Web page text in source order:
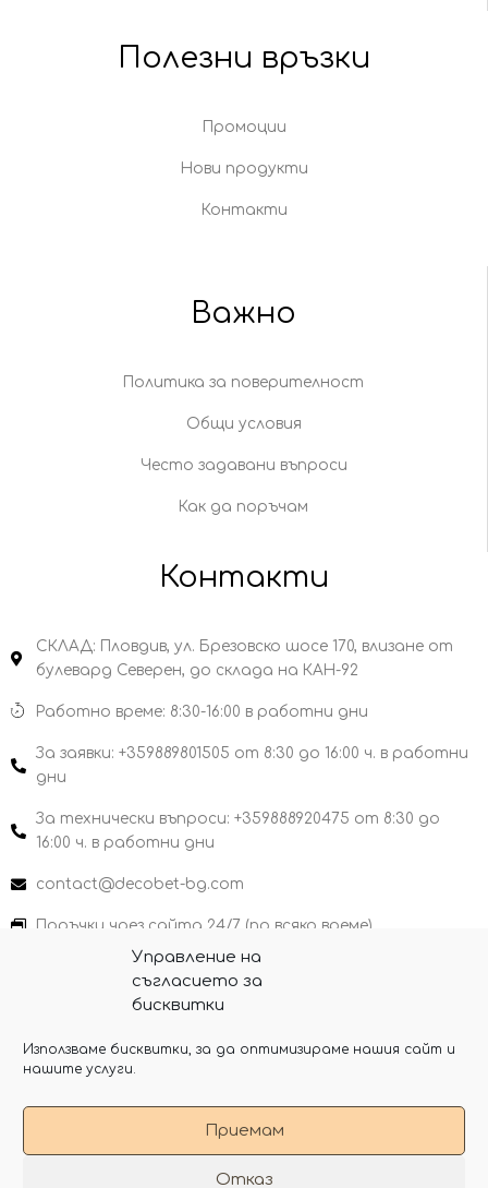
Управление на
съгласието за
бисквитки
Използваме бисквитки, за да оптимизираме нашия сайт и
нашите услуги.
Приемам
Отказ
Полезни връзки
Промоции
Нови продукти
Контакти
Важно
Политика за поверителност
Общи условия
Често задавани въпроси
Как да поръчам
Контакти
СКЛАД: Пловдив, ул. Брезовско шосе 170, влизане от
булевард Северен, до склада на КАН-92
Работно време: 8:30-16:00 в работни дни
За заявки: +359889801505 от 8:30 до 16:00 ч. в работни
дни
За технически въпроси: +359888920475 от 8:30 до
16:00 ч. в работни дни
contact@decobet-bg.com
Поръчки чрез сайта 24/7 (по всяко време)